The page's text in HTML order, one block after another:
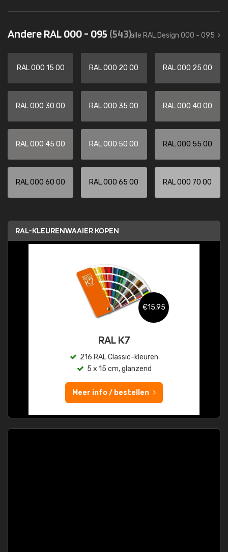
Andere RAL 000 - 095 (543)alle RAL Design 000 - 095
RAL 000 15 00 RAL 000 20 00 RAL 000 25 00
RAL 000 30 00 RAL 000 35 00 RAL 000 40 00
RAL 000 45 00 RAL 000 50 00 RAL 000 55 00
RAL 000 60 00 RAL 000 65 00 RAL 000 70 00
RAL-KLEURENWAAIER KOPEN
€15,95
RAL K7
216 RAL Classic-kleuren
5 x 15 cm, glanzend
Meer info / bestellen